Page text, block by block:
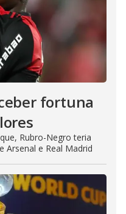
fortuna
Rubro-Negro teria
Arsenal e Real Madrid